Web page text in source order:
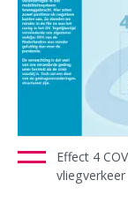
Effect 4
vliegverkeer